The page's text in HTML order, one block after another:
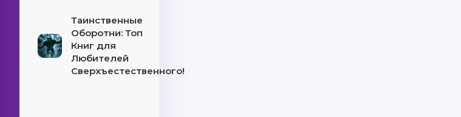
Таинственные
Оборотни: Топ
Книг для
Любителей
Сверхъестественного!